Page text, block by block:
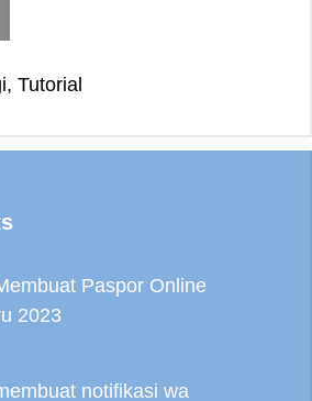
, Tutorial
Paspor Online
2023
notifikasi wa